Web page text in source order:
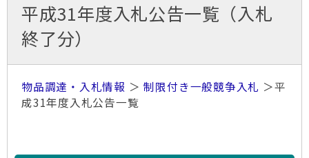
平成31年度入札公告一覧（入札
終了分）
物品調達・入札情報 ＞制限付き一般競争入札 ＞平
成31年度入札公告一覧